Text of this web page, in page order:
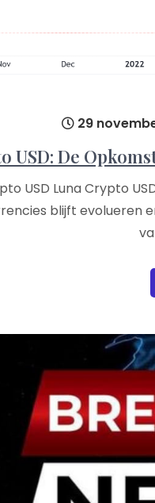
29
USD: De
USD Luna Crypto
blijft evolueren